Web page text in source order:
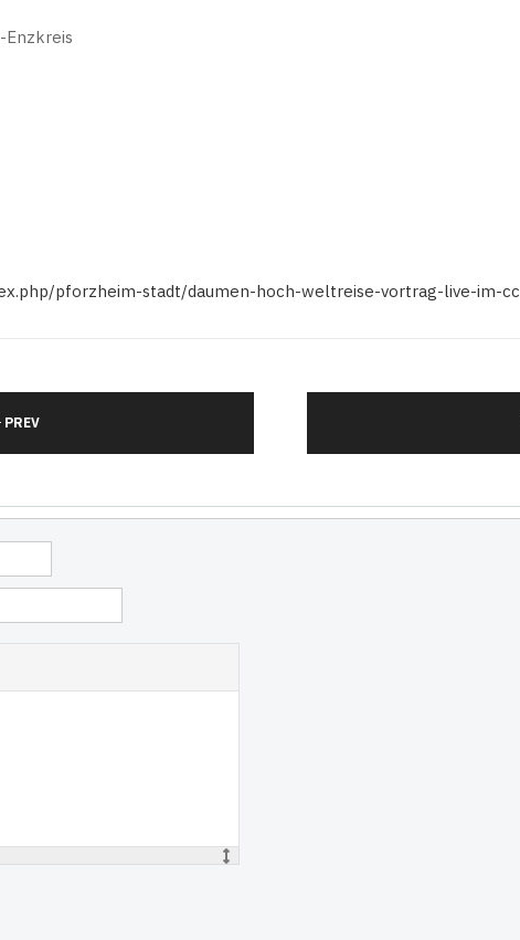
Enzkreis
pforzheim-stadt/daumen-hoch-weltreise-vortrag-live-im-
PREV